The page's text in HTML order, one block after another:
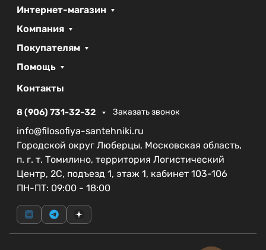
Интернет-магазин
Компания
Покупателям
Помощь
Контакты
8 (906) 731-32-32 Заказать звонок
info@filosofiya-santehniki.ru
Городской округ Люберцы, Московская область,
п. г. т. Томилино, территория Логистический
Центр, 2С, подъезд 1, этаж 1, кабинет 103-106
ПН-ПТ: 09:00 - 18:00